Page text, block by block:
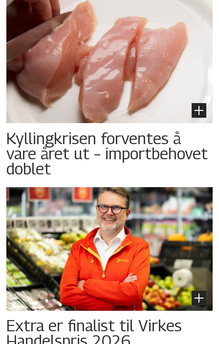
Kyllingkrisen forventes å
vare året ut – importbehovet
doblet
Extra er finalist til Virkes